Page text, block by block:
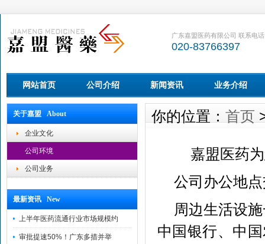
广东嘉盟医药有限公司 联系电话
020-83766397
网站首页 公司介绍 新闻资讯 业务介绍
关于嘉盟 About
企业文化
公司环境
公司业务
最新资讯 New
上半年医药流通行业市场规模约
审批提速50%！广东多措并举
你的位置： 首页
嘉盟医药
公司办公地
周边生活设
中国银行、中